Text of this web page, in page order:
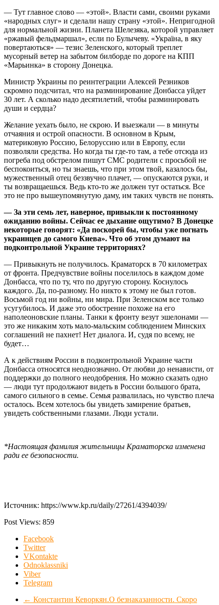
— Тут главное слово — «этой». Власти сами, своими руками
«народных слуг» и сделали нашу страну «этой». Непригодной
для нормальной жизни. Планета Шелезяка, которой управляет
«ржавый фельдмаршал», если по Булычеву. «Україна, в яку
повертаються» — тезис Зеленского, который треплет
мусорный ветер на забытом билборде по дороге на КПП
«Марьинка» в сторону Донецка.
Министр Украины по реинтеграции Алексей Резников
скромно подсчитал, что на разминирование Донбасса уйдет
30 лет. А сколько надо десятилетий, чтобы разминировать
души и сердца?
Желание уехать было, не скрою. И выезжали — в минуты
отчаяния и острой опасности. В основном в Крым,
материковую Россию, Белоруссию или в Европу, если
позволяли средства. Но когда ты где-то там, а тебе отсюда из
погреба под обстрелом пишут СМС родители с просьбой не
беспокоиться, но ты знаешь, что при этом твой, казалось бы,
мужественный отец беззвучно плачет, — опускаются руки, и
ты возвращаешься. Ведь кто-то же должен тут остаться. Все
это не про вышеупомянутую даму, им таких чувств не понять.
— За эти семь лет, наверное, привыкли к постоянному
ожиданию войны. Сейчас ее дыхание ощутимо? В Донецке
некоторые говорят: «Да поскорей бы, чтобы уже погнать
украинцев до самого Киева». Что об этом думают на
подконтрольной Украине территориях?
— Привыкнуть не получилось. Краматорск в 70 километрах
от фронта. Предчувствие войны поселилось в каждом доме
Донбасса, что по ту, что по другую сторону. Коснулось
каждого. Да, по-разному. Но никто к этому не был готов.
Восьмой год ни войны, ни мира. При Зеленском все только
усугубилось. И даже это обострение похоже на его
наполеоновские планы. Танки к фронту везут эшелонами —
это же никаким хоть мало-мальским соблюдением Минских
соглашений не пахнет! Нет диалога. И, судя по всему, не
будет…
А к действиям России в подконтрольной Украине части
Донбасса относятся неоднозначно. От любви до ненависти, от
поддержки до полного неодобрения. Но можно сказать одно
— люди тут продолжают видеть в России большого брата,
самого сильного в семье. Семья развалилась, но чувство плеча
осталось. Всем хотелось бы увидеть замирение братьев,
увидеть собственными глазами. Люди устали.
*Настоящая фамилия жительницы Краматорска изменена
ради ее безопасности.
Источник: https://www.kp.ru/daily/27261/4394039/
Post Views: 859
Facebook
Twitter
VKontakte
Odnoklassniki
Viber
Telegram
← Константин Кеворкян.О безнаказанности. Скоро